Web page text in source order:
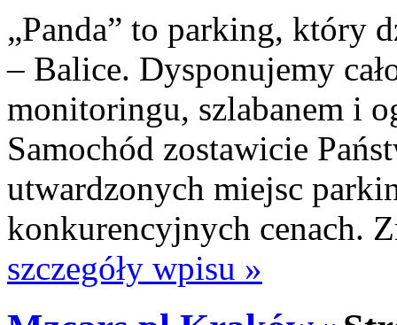
„Panda” to parking, który
– Balice. Dysponujemy
monitoringu, szlabanem i
Samochód zostawicie
utwardzonych miejsc
konkurencyjnych cenach.
szczegóły wpisu »